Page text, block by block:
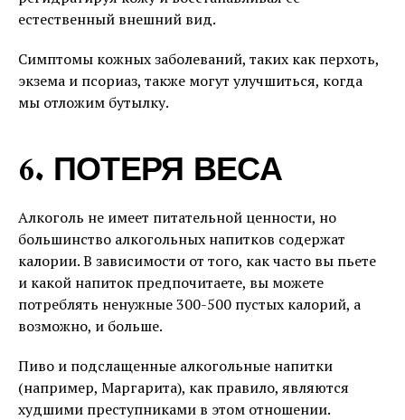
естественный внешний вид.
Симптомы кожных заболеваний, таких как перхоть,
экзема и псориаз, также могут улучшиться, когда
мы отложим бутылку.
6. ПОТЕРЯ ВЕСА
Алкоголь не имеет питательной ценности, но
большинство алкогольных напитков содержат
калории. В зависимости от того, как часто вы пьете
и какой напиток предпочитаете, вы можете
потреблять ненужные 300-500 пустых калорий, а
возможно, и больше.
Пиво и подслащенные алкогольные напитки
(например, Маргарита), как правило, являются
худшими преступниками в этом отношении.